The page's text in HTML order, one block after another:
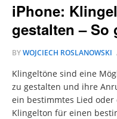
iPhone:
gestalten – So
BYWOJCIECH ROSLANOWSKI
Klingeltöne sind eine
zu gestalten und ihre
ein bestimmtes Lied
Klingelton für einen